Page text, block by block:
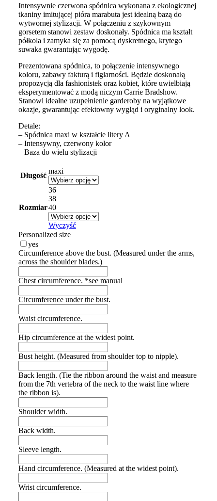
Intensywnie czerwona spódnica wykonana z ekologicznej
tkaniny imitującej pióra marabuta jest idealną bazą do
wytwornej stylizacji. W połączeniu z szykownym
gorsetem stanowi zestaw doskonały. Spódnica ma kształt
półkola i zamyka się za pomocą dyskretnego, krytego
suwaka gwarantując wygodę.
Prezentowana spódnica, to połączenie intensywnego
koloru, zabawy fakturą i figlarności. Będzie doskonałą
propozycją dla fashionistek oraz kobiet, które uwielbiają
eksperymentować z modą niczym Carrie Bradshow.
Stanowi idealne uzupełnienie garderoby na wyjątkowe
okazje, gwarantując efektowny wygląd i oryginalny look.
Detale:
– Spódnica maxi w kształcie litery A
– Intensywny, czerwony kolor
– Baza do wielu stylizacji
Długość
maxi
Rozmiar
36
38
40
Wyczyść
Personalized size
yes
Circumference above the bust. (Measured under the arms,
across the shoulder blades.)
Chest circumference. *see manual
Circumference under the bust.
Waist circumference.
Hip circumference at the widest point.
Bust height. (Measured from shoulder top to nipple).
Back length. (Tie the ribbon around the waist and measure
from the 7th vertebra of the neck to the waist line where
the ribbon is).
Shoulder width.
Back width.
Sleeve length.
Hand circumference. (Measured at the widest point).
Wrist circumference.